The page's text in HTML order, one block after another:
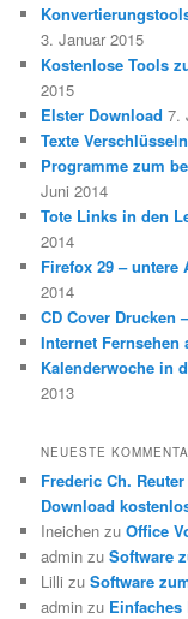
3. Januar 2015
Kostenlose Tools
2015
Elster Download 7.
Texte
Programme zum
Juni 2014
Tote Links in den
2014
Firefox 29 – untere
2014
CD Cover Drucken
Internet Fernsehen
Kalenderwoche in
2013
NEUESTE
Frederic Ch. Reuter
Download
Ineichen zuOffice
admin zuSoftware
Lilli zuSoftware
admin zu